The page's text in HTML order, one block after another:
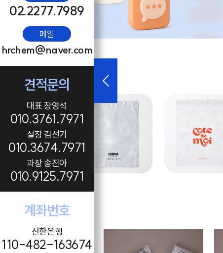
02.2277.7989
메일
hrchem@naver.com
견적문의
대표 장영석
010.3761.7971
실장 김선기
010.3674.7971
과장 송진아
010.9125.7971
계좌번호
신한은행
110-482-163674